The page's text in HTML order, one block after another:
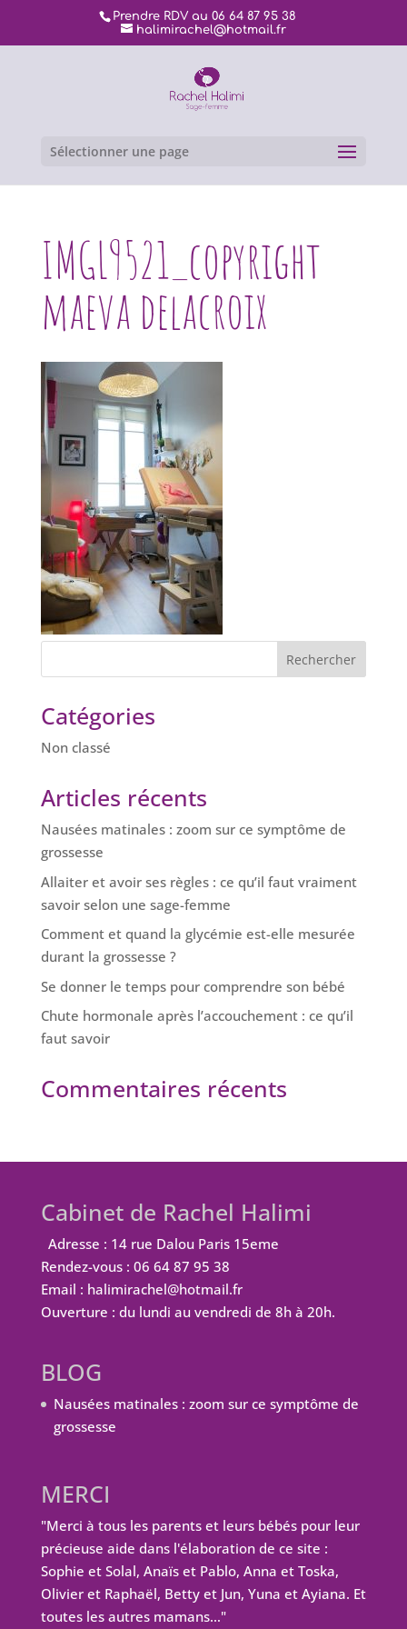
Prendre RDV au 06 64 87 95 38
halimirachel@hotmail.fr
Sélectionner une page
IMGL9521_copyright
maeva delacroix
Catégories
Non classé
Articles récents
Nausées matinales : zoom sur ce symptôme de
grossesse
Allaiter et avoir ses règles : ce qu’il faut vraiment
savoir selon une sage-femme
Comment et quand la glycémie est-elle mesurée
durant la grossesse ?
Se donner le temps pour comprendre son bébé
Chute hormonale après l’accouchement : ce qu’il
faut savoir
Commentaires récents
Cabinet de Rachel Halimi
Adresse : 14 rue Dalou Paris 15eme
Rendez-vous : 06 64 87 95 38
Email : halimirachel@hotmail.fr
Ouverture : du lundi au vendredi de 8h à 20h.
BLOG
Nausées matinales : zoom sur ce symptôme de
grossesse
MERCI
"Merci à tous les parents et leurs bébés pour leur
précieuse aide dans l'élaboration de ce site :
Sophie et Solal, Anaïs et Pablo, Anna et Toska,
Olivier et Raphaël, Betty et Jun, Yuna et Ayiana. Et
toutes les autres mamans…"